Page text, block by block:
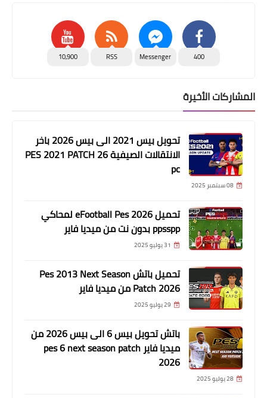
400
Messenger
RSS
10,900
المشاركات الأخيرة
تحويل بيس 2021 الى بيس 2026 باخر
الانتقالات الصيفية PES 2021 PATCH 26
pc
08 سبتمبر 2025
تحميل eFootball Pes 2026 لمحاكي
ppsspp بدون نت من ميديا فاير
31 يوليو 2025
تحميل باتش Pes 2013 Next Season
Patch 2026 من ميديا فاير
29 يوليو 2025
باتش تحويل بيس 6 الى بيس 2026 من
ميديا فاير pes 6 next season patch
2026
28 يوليو 2025